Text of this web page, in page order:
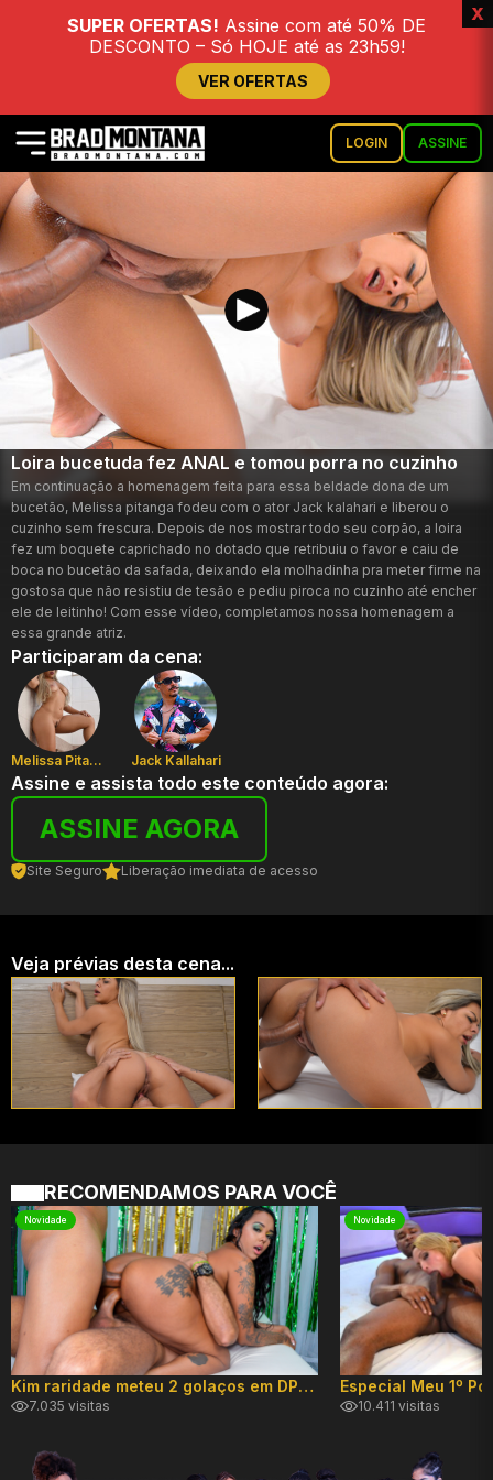
SUPER OFERTAS! Assine com até 50% DE
DESCONTO – Só HOJE até as 23h59!
VER OFERTAS
x
LOGIN ASSINE
Loira bucetuda fez ANAL e tomou porra no cuzinho
Em continuação a homenagem feita para essa beldade dona de um
bucetão, Melissa pitanga fodeu com o ator Jack kalahari e liberou o
cuzinho sem frescura. Depois de nos mostrar todo seu corpão, a loira
fez um boquete caprichado no dotado que retribuiu o favor e caiu de
boca no bucetão da safada, deixando ela molhadinha pra meter firme na
gostosa que não resistiu de tesão e pediu piroca no cuzinho até encher
ele de leitinho! Com esse vídeo, completamos nossa homenagem a
essa grande atriz.
Participaram da cena:
Melissa Pitanga Jack Kallahari
Assine e assista todo este conteúdo agora:
ASSINE AGORA
Site Seguro Liberação imediata de acesso
Veja prévias desta cena...
RECOMENDAMOS PARA VOCÊ
Novidade
Kim raridade meteu 2 golaços em DP hard!
7.035 visitas
Novidade
10.411 visitas